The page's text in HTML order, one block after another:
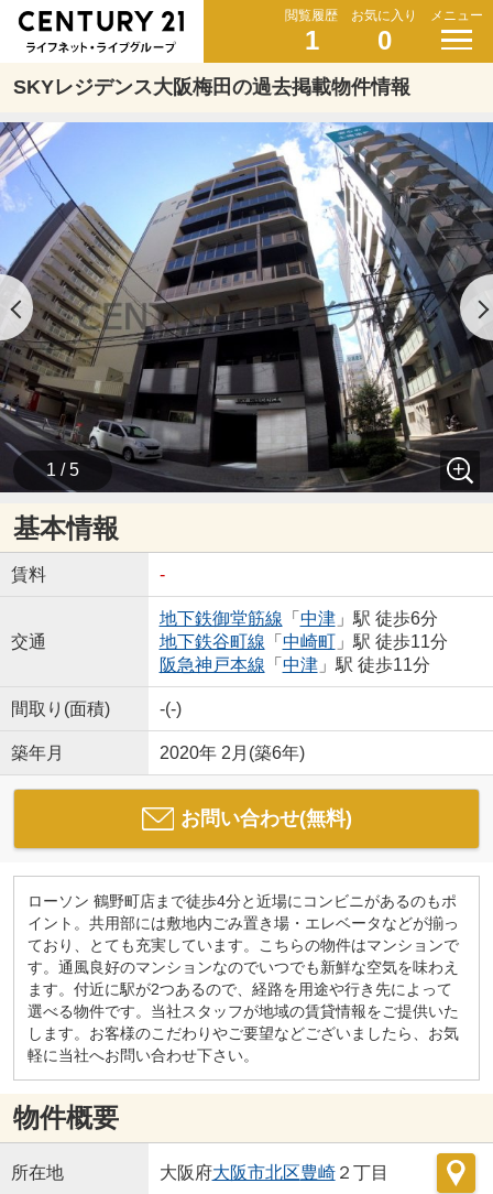
閲覧履歴
1
お気に入り
0
メニュー
SKYレジデンス大阪梅田の過去掲載物件情報
1 / 5
基本情報
賃料 -
交通
地下鉄御堂筋線 「 中津」駅 徒歩6分
地下鉄谷町線 「 中崎町」駅 徒歩11分
阪急神戸本線 「 中津」駅 徒歩11分
間取り(面積) -(-)
築年月 2020年 2月(築6年)
お問い合わせ(無料)
ローソン 鶴野町店まで徒歩4分と近場にコンビニがあるのもポ
イント。共用部には敷地内ごみ置き場・エレベータなどが揃っ
ており、とても充実しています。こちらの物件はマンションで
す。通風良好のマンションなのでいつでも新鮮な空気を味わえ
ます。付近に駅が2つあるので、経路を用途や行き先によって
選べる物件です。当社スタッフが地域の賃貸情報をご提供いた
します。お客様のこだわりやご要望などございましたら、お気
軽に当社へお問い合わせ下さい。
物件概要
所在地 大阪府大阪市北区豊崎２丁目